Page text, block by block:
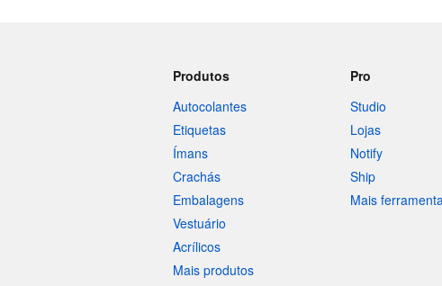
Produtos
Autocolantes
Etiquetas
Ímans
Crachás
Embalagens
Vestuário
Acrílicos
Mais produtos
Pro
Studio
Lojas
Notify
Ship
Mais